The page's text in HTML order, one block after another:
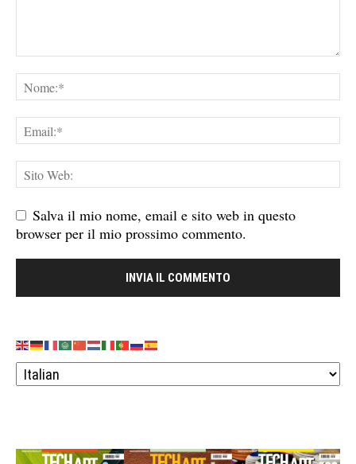
Salva il mio nome, email e sito web in questo
browser per il mio prossimo commento.